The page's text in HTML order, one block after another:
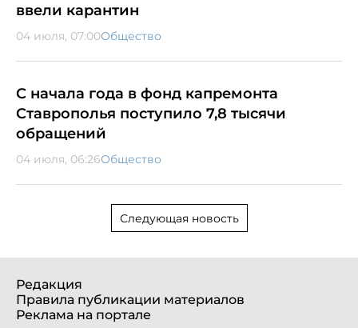
ввели карантин
04 июля, 07:00Общество
С начала года в фонд капремонта
Ставрополья поступило 7,8 тысячи
обращений
04 июля, 06:26Общество
Следующая новость
Редакция
Правила публикации материалов
Реклама на портале